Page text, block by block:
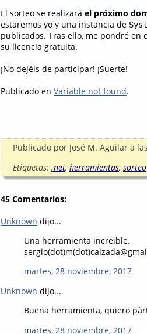
El sorteo se realizará el próximo
estaremos yo y una instancia de
publicados. Tras ello, me pondré
su licencia gratuita.
¡No dejéis de participar! ¡Suerte!
Publicado en Variable not found.
Publicado por José M. Aguilar a
Etiquetas: .net, herramientas, sorteo
45 Comentarios:
Unknown dijo...
Una herramienta increible.
martes, 28 noviembre, 2017
Unknown dijo...
Buena herramienta, quiero
martes, 28 noviembre, 2017